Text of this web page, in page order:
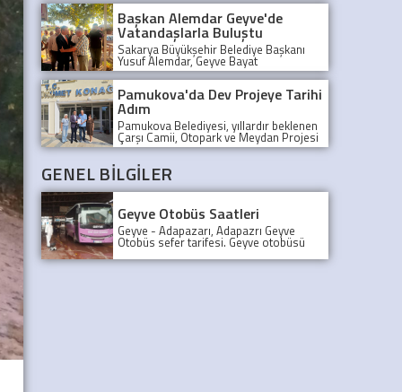
Başkan Alemdar Geyve'de
Vatandaşlarla Buluştu
Sakarya Büyükşehir Belediye Başkanı
Yusuf Alemdar, Geyve Bayat
Mahallesi'nde vatandaşlarla bir araya
gelerek talep ve önerileri dinledi.
Pamukova'da Dev Projeye Tarihi
Adım
Pamukova Belediyesi, yıllardır beklenen
Çarşı Camii, Otopark ve Meydan Projesi
için 21 milyon TL'lik kritik bir satın alma
gerçekleştirdi.
GENEL BİLGİLER
Geyve Otobüs Saatleri
Geyve - Adapazarı, Adapazrı Geyve
Otobüs sefer tarifesi. Geyve otobüsü
kaçta kalkıyor? Adapazarından son
Geyve Otobüsü, Sefer tarifesi, geyve